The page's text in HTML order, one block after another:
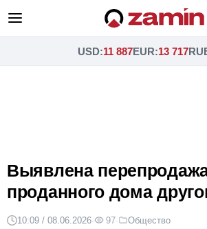
USD:11 887EUR:13 717
Выявлена
проданного дома
10:09 / 08.06.2026· 97· Общество